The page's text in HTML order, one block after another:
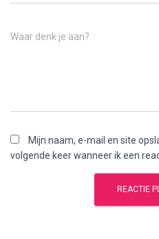
Waar denk je aan?
Mijn naam, e-mail en site
volgende keer wanneer ik een